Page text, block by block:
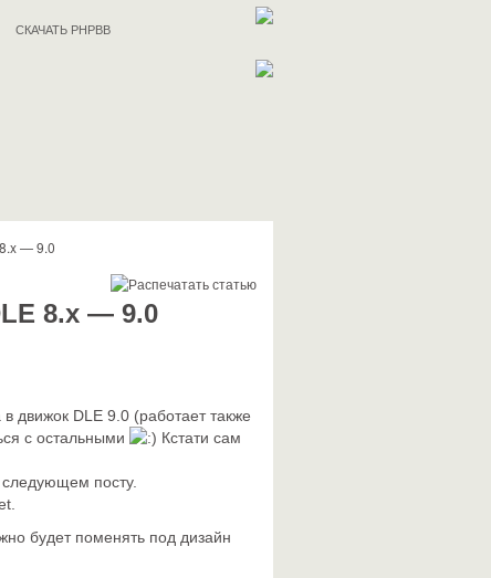
СКАЧАТЬ PHPBB
— 9.0
8.x — 9.0
в движок DLE 9.0 (работает также
с остальными
Кстати сам
посту.
будет поменять под дизайн